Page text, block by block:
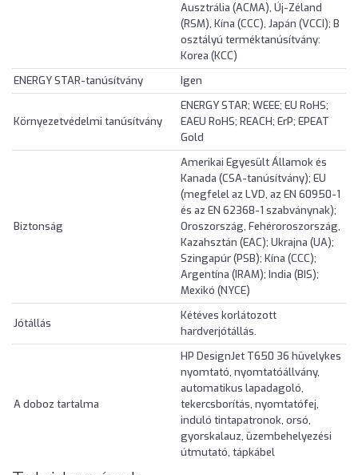
Ausztrália (ACMA), Új-Zéland
(RSM), Kína (CCC), Japán (VCCI); B
osztályú terméktanúsítvány:
Korea (KCC)
ENERGY STAR-tanúsítvány
Igen
Környezetvédelmi tanúsítvány
ENERGY STAR; WEEE; EU RoHS;
EAEU RoHS; REACH; ErP; EPEAT
Gold
Biztonság
Amerikai Egyesült Államok és
Kanada (CSA-tanúsítvány); EU
(megfelel az LVD, az EN 60950-1
és az EN 62368-1 szabványnak);
Oroszország, Fehéroroszország,
Kazahsztán (EAC); Ukrajna (UA);
Szingapúr (PSB); Kína (CCC);
Argentína (IRAM); India (BIS);
Mexikó (NYCE)
Jótállás
Kétéves korlátozott
hardverjótállás.
A doboz tartalma
HP DesignJet T650 36 hüvelykes
nyomtató, nyomtatóállvány,
automatikus lapadagoló,
tekercsborítás, nyomtatófej,
induló tintapatronok, orsó,
gyorskalauz, üzembehelyezési
útmutató, tápkábel